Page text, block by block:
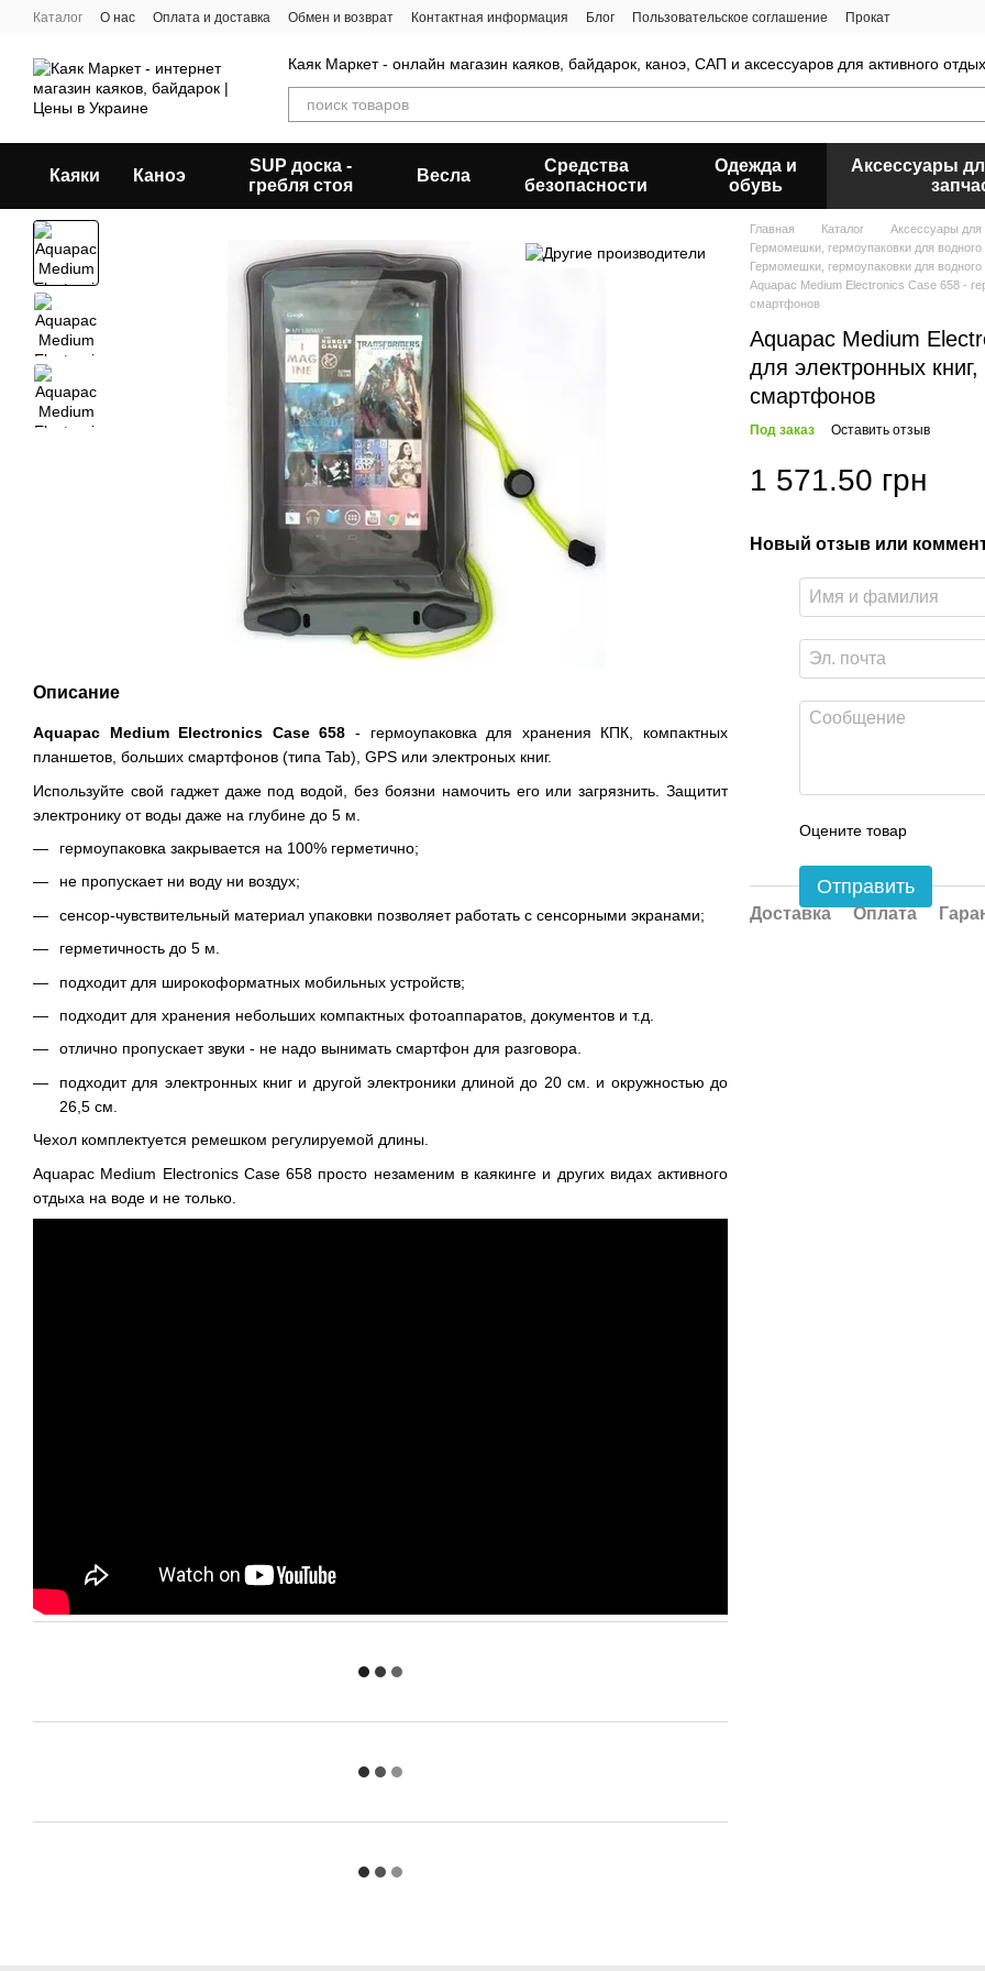
Перейти к основному контенту
Каталог О нас Оплата и доставка Обмен и возврат Контактная информация Блог Пользовательское соглашение Прокат
Каяк Маркет - онлайн магазин каяков, байдарок, каноэ, САП и аксессуаров для активного
Каяки Каноэ
SUP доска -
гребля стоя
Весла
Средства
безопасности
Одежда и
обувь
Аксессуары
Описание
Aquapac Medium Electronics Case 658 - гермоупаковка для хранения КПК, компактных
планшетов, больших смартфонов (типа Tab), GPS или электроных книг.
Используйте свой гаджет даже под водой, без боязни намочить его или загрязнить. Защитит
электронику от воды даже на глубине до 5 м.
гермоупаковка закрывается на 100% герметично;
не пропускает ни воду ни воздух;
сенсор-чувствительный материал упаковки позволяет работать с сенсорными экранами;
герметичность до 5 м.
подходит для широкоформатных мобильных устройств;
подходит для хранения небольших компактных фотоаппаратов, документов и т.д.
отлично пропускает звуки - не надо вынимать смартфон для разговора.
подходит для электронных книг и другой электроники длиной до 20 см. и окружностью до
26,5 см.
Чехол комплектуется ремешком регулируемой длины.
Aquapac Medium Electronics Case 658 просто незаменим в каякинге и других видах активного
отдыха на воде и не только.
Главная Каталог
Аксессуары для
Гермомешки, гермоупаковки для
Гермомешки, гермоупаковки для
Aquapac Medium Electronics Case 658 -
смартфонов
Aquapac Medium
для электронных
смартфонов
Под заказ Оставить отзыв
1 571.50 грн
Новый отзыв или
Оцените товар
Отправить
Доставка Оплата